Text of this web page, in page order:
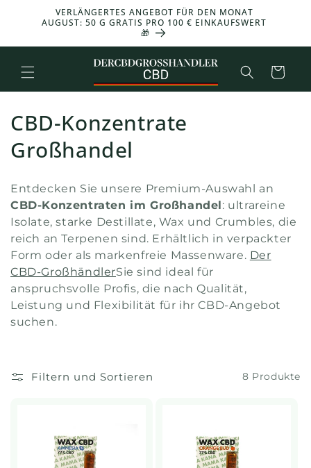
und zum
Inhalt
VERLÄNGERTES ANGEBOT FÜR DEN MONAT
AUGUST: 50 G GRATIS PRO 100 € EINKAUFSWERT
🎁
Warenkorb
K
o
l
e
k
t
i
n
CBD-Konzentrate
Großhandel
Entdecken Sie unsere Premium-Auswahl an
CBD-Konzentraten im Großhandel: ultrareine
Isolate, starke Destillate, Wax und Crumbles, die
reich an Terpenen sind. Erhältlich in verpackter
Form oder als markenfreie Massenware. Der
CBD-GroßhändlerSie sind ideal für
anspruchsvolle Profis, die nach Qualität,
Leistung und Flexibilität für ihr CBD-Angebot
suchen.
Filtern und Sortieren 8 Produkte